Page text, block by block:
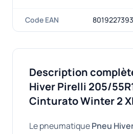
Code EAN
Description
Hiver Pirelli 205/
Cinturato Winter 2
Le pneumatiquePneu